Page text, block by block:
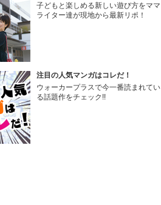
子どもと楽しめる新しい遊び方をママ
ライター達が現地から最新リポ！
注目の人気マンガはコレだ！
ウォーカープラスで今一番読まれてい
る話題作をチェック!!